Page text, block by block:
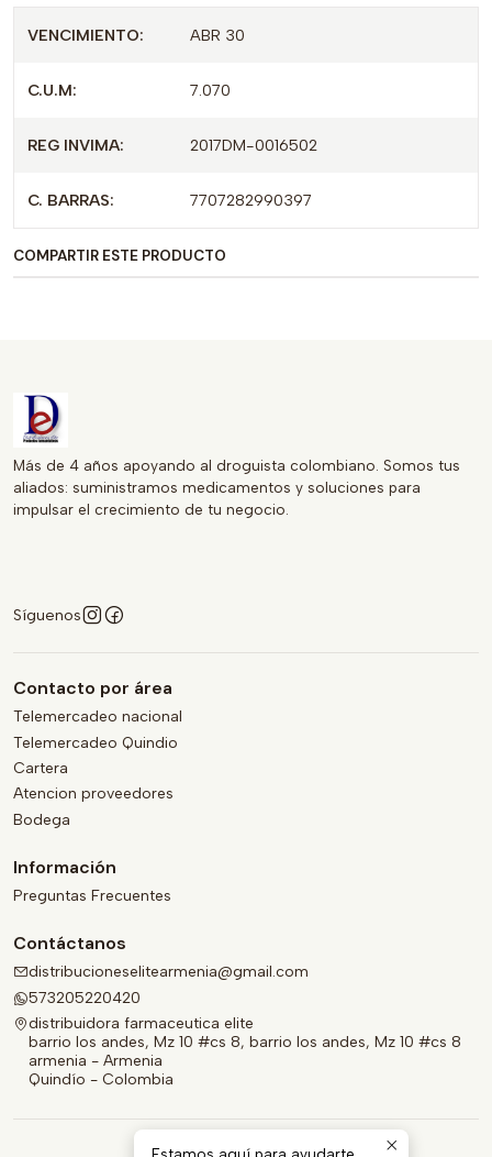
diferentes áreas del cuerpo, asegurando una protección
aptas para todo tipo de pieles, incluso las más sensibles.
Con el registro INVIMA 2017DM-0016502, puedes confiar
REDONDAS BEGUT. Mantén a tu familia protegida y
quedes sin ellas en tu botiquín!
VENCIMIENTO: ABR 30
C.U.M: 7.070
REG INVIMA: 2017DM-0016502
C. BARRAS: 7707282990397
COMPARTIR ESTE PRODUCTO
Más de 4 años apoyando al droguista colombiano. Somos tus
aliados: suministramos medicamentos y soluciones para
impulsar el crecimiento de tu negocio.
Síguenos
Contacto por área
Telemercadeo nacional
Telemercadeo Quindio
Cartera
Atencion proveedores
Bodega
Información
Preguntas Frecuentes
Contáctanos
distribucioneselitearmenia@gmail.com
573205220420
distribuidora farmaceutica elite
barrio los andes, Mz 10 #cs 8, barrio los andes, Mz 10 #cs 8
armenia - Armenia
Quindío - Colombia